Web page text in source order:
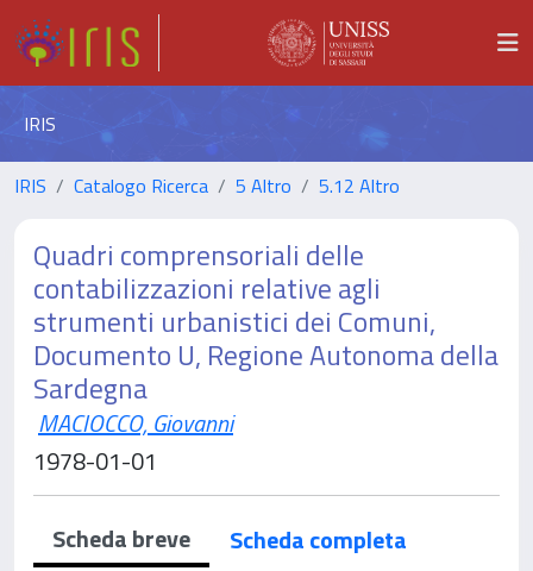
IRIS
IRIS Catalogo Ricerca 5 Altro 5.12 Altro
Quadri comprensoriali delle
contabilizzazioni relative agli
strumenti urbanistici dei Comuni,
Documento U, Regione Autonoma della
Sardegna
MACIOCCO, Giovanni
1978-01-01
Scheda breve
Scheda completa